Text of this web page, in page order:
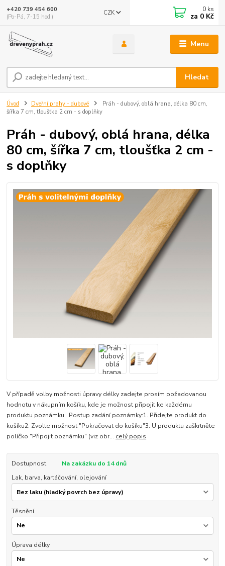
Menu
CZK
Hledat
+420 739 454 600
(Po-Pá, 7-15 hod.)
0 ks
za 0 Kč
Úvod Dveřní prahy - dubové
Práh - dubový, oblá hrana, délka 80 cm,
šířka 7 cm, tloušťka 2 cm - s doplňky
Práh - dubový, oblá hrana, délka
80 cm, šířka 7 cm, tloušťka 2 cm -
s doplňky
V případě volby možnosti úpravy délky zadejte prosím požadovanou
hodnotu v nákupním košíku, kde je možnost připojit ke každému
produktu poznámku. Postup zadání poznámky:1. Přidejte produkt do
košíku2. Zvolte možnost "Pokračovat do košíku"3. U produktu zaškrtněte
políčko "Připojit poznámku" (viz obr... celý popis
Dostupnost
Na zakázku do 14 dnů
Lak, barva, kartáčování, olejování
Těsnění
Úprava délky